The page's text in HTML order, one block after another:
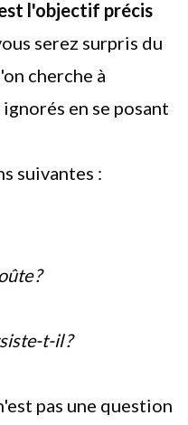
l'objectif précis
serez surpris du
cherche à
en se posant
suivantes :
?
t-il ?
pas une question